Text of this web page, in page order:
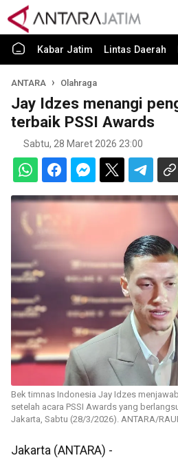
Kabar Jatim Lintas Daerah
ANTARA Olahraga
Jay Idzes menangi
terbaik PSSI Awards
Sabtu, 28 Maret 2026 23:00
Bek timnas Indonesia Jay Idzes
setelah acara PSSI Awards yang
Jakarta, Sabtu (28/3/2026). ANTARA/
Jakarta (ANTARA) -